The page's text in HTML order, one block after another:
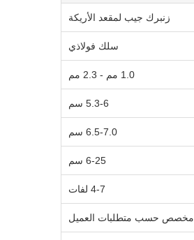
زنبرك جيب لمقعد الأريكة
سلك فولاذي
1.0 مم - 2.3 مم
5.3-6 سم
6.5-7.0 سم
6-25 سم
4-7 لفات
مخصص حسب متطلبات العميل